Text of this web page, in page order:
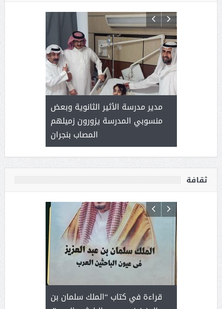
( محمد
مدير مدرسة الأثير الثانوية وبعض
منسوبي المدرسة يزورون زميلهم
المصاب بنجران
) .. ميراث
ثقافة
قراءة في كتاب “الملك سلمان بن
لايعرف